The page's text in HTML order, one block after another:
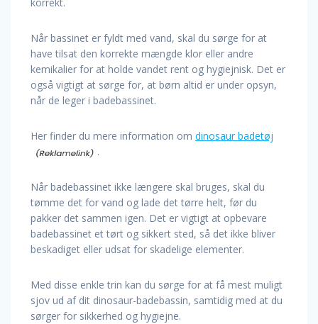
korrekt.
Når bassinet er fyldt med vand, skal du sørge for at
have tilsat den korrekte mængde klor eller andre
kemikalier for at holde vandet rent og hygiejnisk. Det er
også vigtigt at sørge for, at børn altid er under opsyn,
når de leger i badebassinet.
Her finder du mere information om dinosaur badetøj
.
Når badebassinet ikke længere skal bruges, skal du
tømme det for vand og lade det tørre helt, før du
pakker det sammen igen. Det er vigtigt at opbevare
badebassinet et tørt og sikkert sted, så det ikke bliver
beskadiget eller udsat for skadelige elementer.
Med disse enkle trin kan du sørge for at få mest muligt
sjov ud af dit dinosaur-badebassin, samtidig med at du
sørger for sikkerhed og hygiejne.